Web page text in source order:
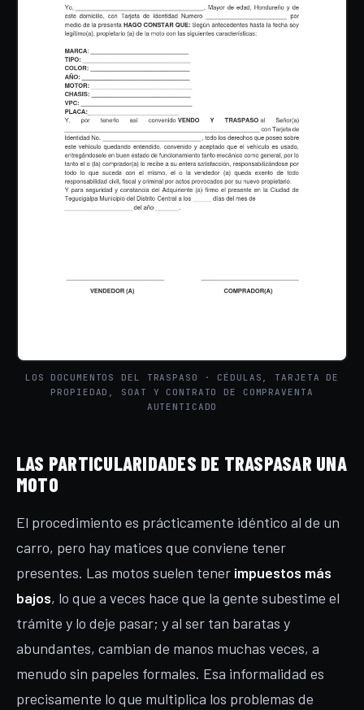
LOS DOCUMENTOS DEL TRASPASO · CÉDULAS, TARJETA DE
PROPIEDAD, SOAT Y CONTRATO DE COMPRAVENTA
AUTENTICADO
LAS PARTICULARIDADES DE TRASPASAR UNA
MOTO
El procedimiento es prácticamente idéntico al de un
carro, pero hay matices que conviene tener
presentes. Las motos suelen tener impuestos más
bajos, lo que a veces hace que la gente subestime el
trámite y lo deje pasar; y al ser tan baratas y
abundantes, cambian de manos muchas veces, a
menudo sin papeles formales. Esa informalidad es
precisamente lo que multiplica los problemas de